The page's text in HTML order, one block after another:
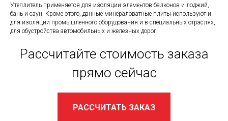
Утеплитель применяется для изоляции элементов балконов и лоджий,
бань и саун. Кроме этого, данные минераловатные плиты используют и
для изоляции промышленного оборудования и в специальных отраслях,
для обустройства автомобильных и железных дорог.
Рассчитайте стоимость заказа
прямо сейчас
РАССЧИТАТЬ ЗАКАЗ